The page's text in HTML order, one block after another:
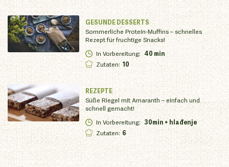
GESUNDE DESSERTS
Sommerliche Protein-Muffins – schnelles
Rezept für fruchtige Snacks!
In Vorbereitung: 40 min
Zutaten: 10
REZEPTE
Süße Riegel mit Amaranth – einfach und
schnell gemacht!
In Vorbereitung: 30min + hlađenje
Zutaten: 6